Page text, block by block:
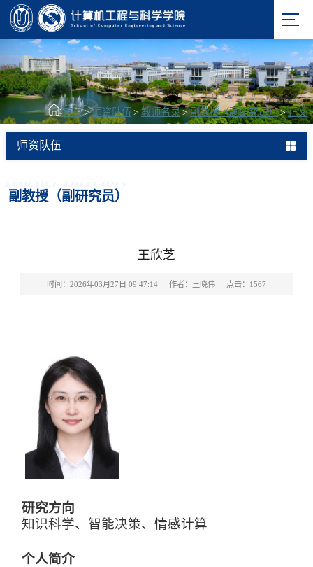
首页>师资队伍>教师名录>副教授（副研究员）>正文
师资队伍
副教授（副研究员）
王欣芝
时间：2026年03月27日 09:47:14 作者：王晓伟 点击： 1567
研究方向
知识科学、智能决策、情感计算
个人简介